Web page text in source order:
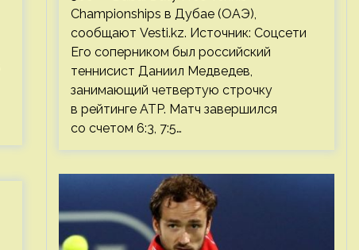
Championships в Дубае (ОАЭ),
сообщают Vesti.kz. Источник: Соцсети
Его соперником был российский
теннисист Даниил Медведев,
занимающий четвертую строчку
в рейтинге ATP. Матч завершился
со счетом 6:3, 7:5…